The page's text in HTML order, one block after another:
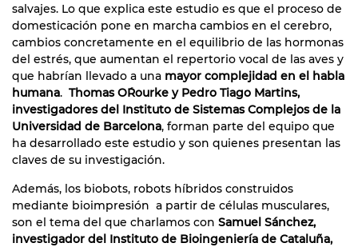
salvajes. Lo que explica este estudio es que el proceso de
domesticación pone en marcha cambios en el cerebro,
cambios concretamente en el equilibrio de las hormonas
del estrés, que aumentan el repertorio vocal de las aves y
que habrían llevado a una mayor complejidad en el habla
humana. Thomas O´Rourke y Pedro Tiago Martins,
investigadores del Instituto de Sistemas Complejos de la
Universidad de Barcelona, forman parte del equipo que
ha desarrollado este estudio y son quienes presentan las
claves de su investigación.
Además, los biobots, robots híbridos construidos
mediante bioimpresión a partir de células musculares,
son el tema del que charlamos con Samuel Sánchez,
investigador del Instituto de Bioingeniería de Cataluña,